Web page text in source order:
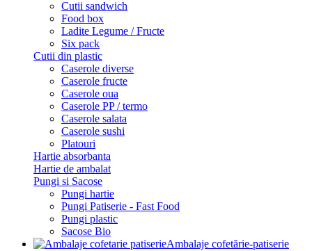
Cutii sandwich
Food box
Ladite Legume / Fructe
Six pack
Cutii din plastic
Caserole diverse
Caserole fructe
Caserole oua
Caserole PP / termo
Caserole salata
Caserole sushi
Platouri
Hartie absorbanta
Hartie de ambalat
Pungi si Sacose
Pungi hartie
Pungi Patiserie - Fast Food
Pungi plastic
Sacose Bio
Ambalaje cofetărie-patiserie